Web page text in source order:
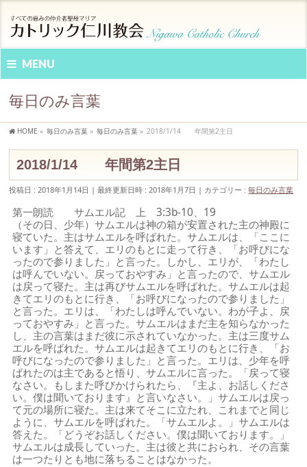
MENU
毎日のみ言葉
HOME » 毎日のみ言葉 » 毎日のみ言葉 » 2018/1/14 年間第2主日
2018/1/14 年間第2主日
投稿日 : 2018年1月14日 最終更新日時 : 2018年1月7日 カテゴリー :毎日のみ言葉
第一朗読 サムエル記 上 3:3b-10、19
（その日、少年）サムエルは神の箱が安置された主の神殿に
寝ていた。主はサムエルを呼ばれた。サムエルは、「ここに
います」と答えて、エリのもとに走って行き、「お呼びにな
ったので参りました」と言った。しかし、エリが、「わたし
は呼んでいない。戻っておやすみ」と言ったので、サムエル
は戻って寝た。主は再びサムエルを呼ばれた。サムエルは起
きてエリのもとに行き、「お呼びになったので参りました」
と言った。エリは、「わたしは呼んでいない。わが子よ、戻
っておやすみ」と言った。サムエルはまだ主を知らなかった
し、主の言葉はまだ彼に示されていなかった。主は三度サム
エルを呼ばれた。サムエルは起きてエリのもとに行き、「お
呼びになったので参りました」と言った。エリは、少年を呼
ばれたのは主であると悟り、サムエルに言った。「戻って寝
なさい。もしまた呼びかけられたら、『主よ、お話しくださ
い。僕は聞いております』と言いなさい。」サムエルは戻っ
て元の場所に寝た。主は来てそこに立たれ、これまでと同じ
ように、サムエルを呼ばれた。「サムエルよ。」サムエルは
答えた。「どうぞお話しください。僕は聞いております。」
サムエルは成長していった。主は彼と共におられ、その言葉
は一つたりとも地に落ちることはなかった。